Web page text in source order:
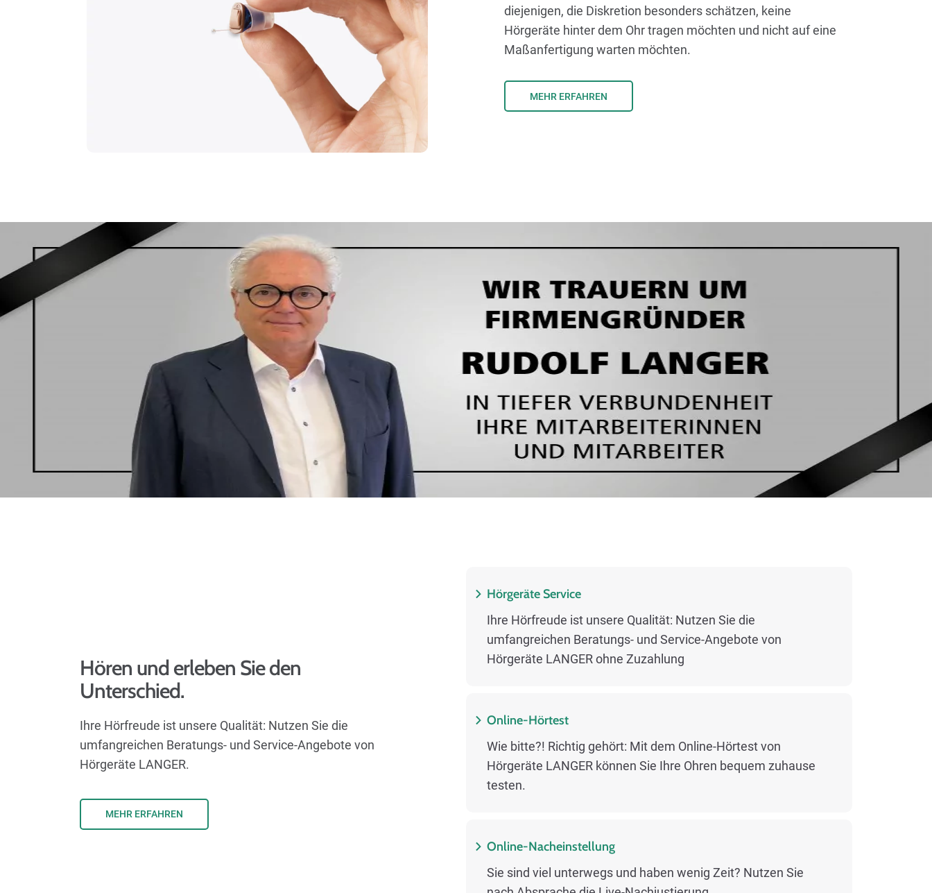
diejenigen, die Diskretion besonders schätzen, keine
Hörgeräte hinter dem Ohr tragen möchten und nicht auf eine
Maßanfertigung warten möchten.
MEHR ERFAHREN
Hören und erleben Sie den
Unterschied.
Ihre Hörfreude ist unsere Qualität: Nutzen Sie die
umfangreichen Beratungs- und Service-Angebote von
Hörgeräte LANGER.
MEHR ERFAHREN
Hörgeräte Service
Ihre Hörfreude ist unsere Qualität: Nutzen Sie die
umfangreichen Beratungs- und Service-Angebote von
Hörgeräte LANGER ohne Zuzahlung
Online-Hörtest
Wie bitte?! Richtig gehört: Mit dem Online-Hörtest von
Hörgeräte LANGER können Sie Ihre Ohren bequem zuhause
testen.
Online-Nacheinstellung
Sie sind viel unterwegs und haben wenig Zeit? Nutzen Sie